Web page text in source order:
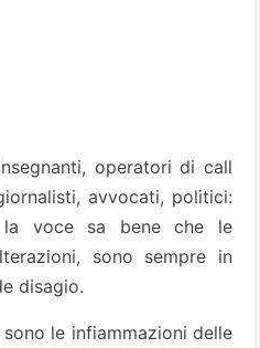
operatori di call
avvocati, politici:
voce sa bene che le
sono sempre in
disagio.
le infiammazioni delle